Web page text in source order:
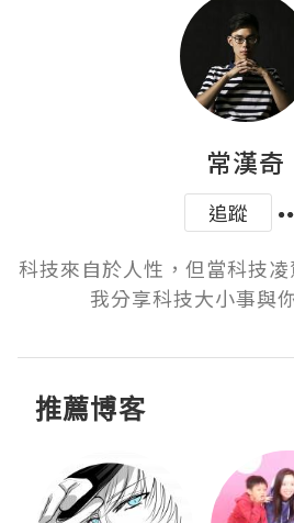
常漢奇
追蹤
科技來自於人性，但當科技
我分享科技大小事與
推薦博客